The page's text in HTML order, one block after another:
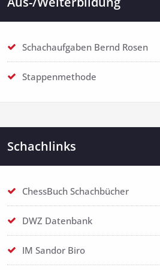
Schachaufgaben Bernd Rosen
Stappenmethode
Schachlinks
ChessBuch Schachbücher
DWZ Datenbank
IM Sandor Biro